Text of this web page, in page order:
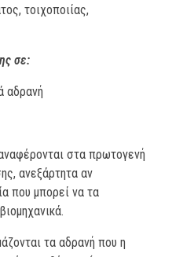
τοιχοποιίας,
σε:
στα πρωτογενή
ανεξάρτητα αν
που μπορεί να τα
τα αδρανή που η